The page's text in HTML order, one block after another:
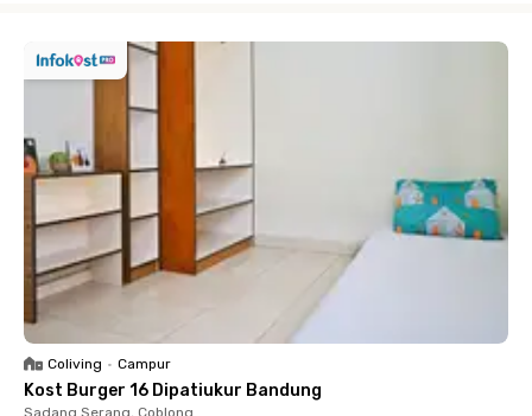
Coliving • Campur
Kost Burger 16 Dipatiukur Bandung
Sadang Serang, Coblong